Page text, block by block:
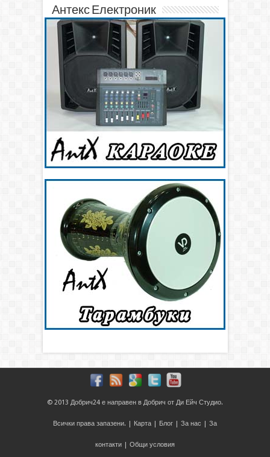
Антекс Електроник
© 2013 Добрич24 е направен в Добрич от Ди Ейч Студио.
Всички права запазени. | Карта | Блог | За нас | За
контакти | Общи условия